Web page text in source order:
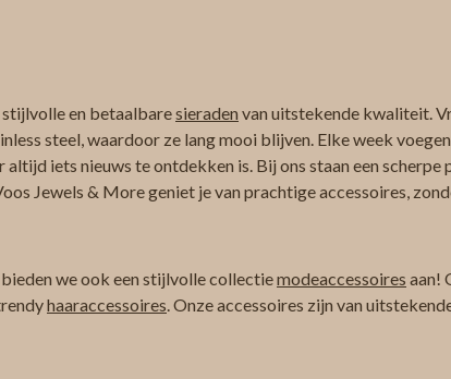
en betaalbaresieraden van uitstekende kwaliteit.
steel, waardoor ze lang mooi blijven. Elke week
altijd iets nieuws te ontdekken is. Bij ons staan een
Jewels & More geniet je van prachtige accessoires,
bieden we ook een stijlvolle collectiemodeaccessoires aan!
haaraccessoires. Onze accessoires zijn van